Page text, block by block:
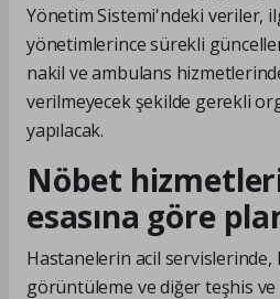
Yönetim Sistemi'ndeki veriler,
yönetimlerince sürekli
nakil ve ambulans
verilmeyecek şekilde gerekli
yapılacak.
Nöbet
esasına göre
Hastanelerin acil
görüntüleme ve diğer teşhis